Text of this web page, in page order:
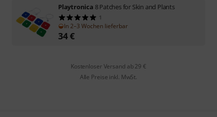
Playtronica 8 Patches for Skin and Plants
1
In 2–3 Wochen lieferbar
34€
Kostenloser Versand ab 29 €
Alle Preise inkl. MwSt.